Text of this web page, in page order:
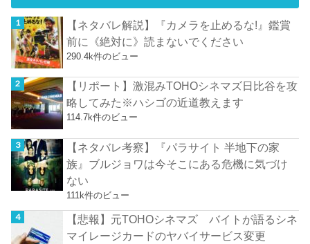
【ネタバレ解説】『カメラを止めるな!』鑑賞
前に《絶対に》読まないでください
290.4k件のビュー
【リポート】激混みTOHOシネマズ日比谷を攻
略してみた※ハシゴの近道教えます
114.7k件のビュー
【ネタバレ考察】『パラサイト 半地下の家
族』ブルジョワは今そこにある危機に気づけ
ない
111k件のビュー
【悲報】元TOHOシネマズ バイトが語るシネ
マイレージカードのヤバイサービス変更